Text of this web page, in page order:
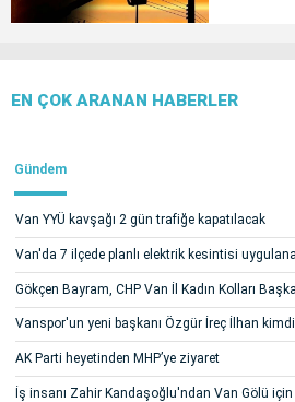
EN ÇOK ARANAN HABERLER
Gündem
Van YYÜ kavşağı 2 gün trafiğe kapatılacak
Van'da 7 ilçede planlı elektrik kesintisi
Gökçen Bayram, CHP Van İl Kadın Kolları
Vanspor'un yeni başkanı Özgür İreç İlhan
AK Parti heyetinden MHP’ye ziyaret
İş insanı Zahir Kandaşoğlu'ndan Van Gölü için